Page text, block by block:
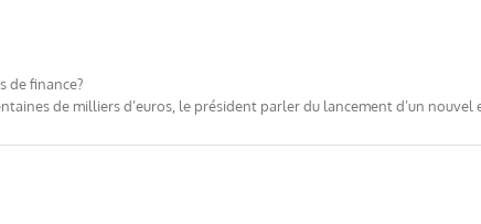
de finance?
de milliers d’euros, le président parler du lancement d’un nouvel